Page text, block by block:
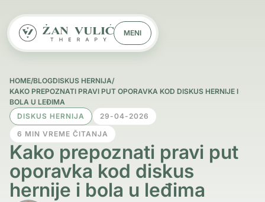
MENI
HOME/BLOGDISKUS HERNIJA/
KAKO PREPOZNATI PRAVI PUT OPORAVKA KOD DISKUS HERNIJE I
BOLA U LEĐIMA
DISKUS HERNIJA
29-04-2026
6 MIN VREME ČITANJA
Kako prepoznati pravi put
oporavka kod diskus
hernije i bola u leđima